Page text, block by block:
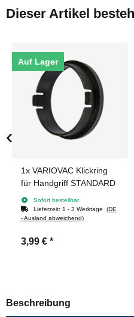
Dieser Artikel
Auf Lager
1x VARIOVAC Klickring
für Handgriff STANDARD
Sofort bestellbar
Lieferzeit: 1 - 3 Werktage (DE
- Ausland abweichend)
3,99 € *
Beschreibung